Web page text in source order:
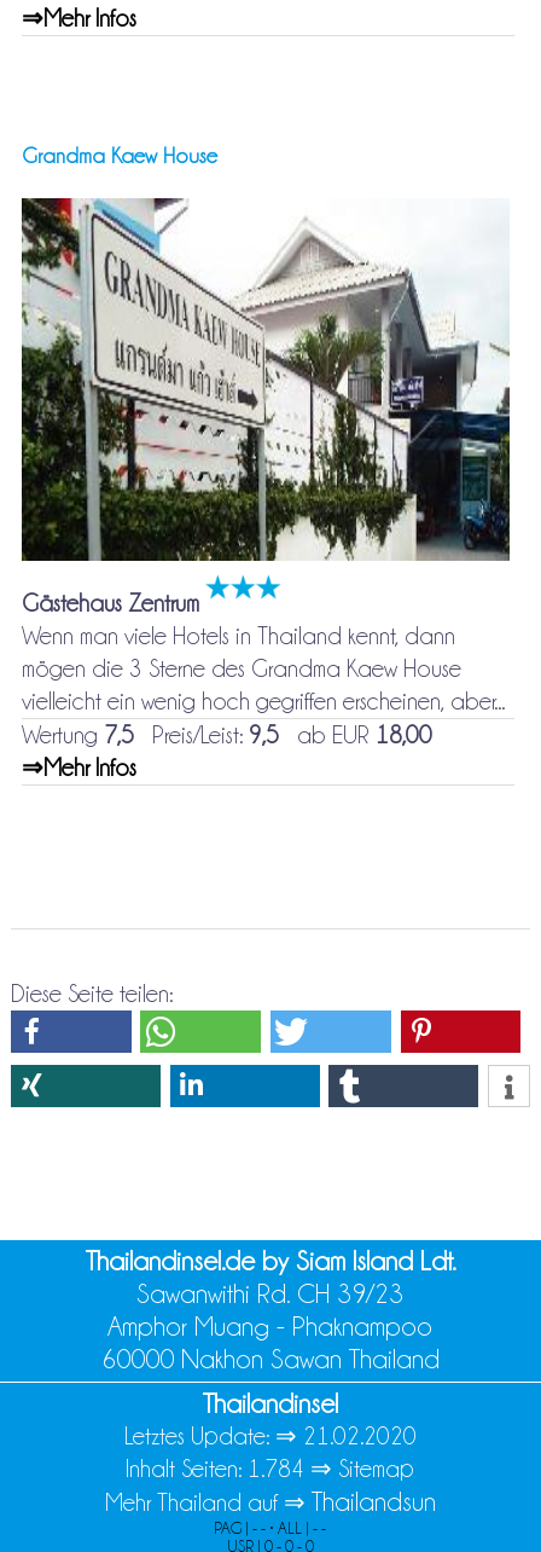
⇒Mehr Infos
Grandma Kaew House
Gästehaus Zentrum
Wenn man viele Hotels in Thailand kennt, dann
mögen die 3 Sterne des Grandma Kaew House
vielleicht ein wenig hoch gegriffen erscheinen, aber...
Wertung 7,5Preis/Leist: 9,5ab EUR 18,00
⇒Mehr Infos
Diese Seite teilen:
Thailandinsel.de by Siam Island Ldt.
Sawanwithi Rd. CH 39/23
Amphor Muang - Phaknampoo
60000 Nakhon Sawan Thailand
Thailandinsel
Letztes Update: ⇒ 21.02.2020
Inhalt Seiten: 1.784 ⇒ Sitemap
Mehr Thailand auf ⇒ Thailandsun
PAG | - - • ALL | - -
USR | 0 - 0 - 0